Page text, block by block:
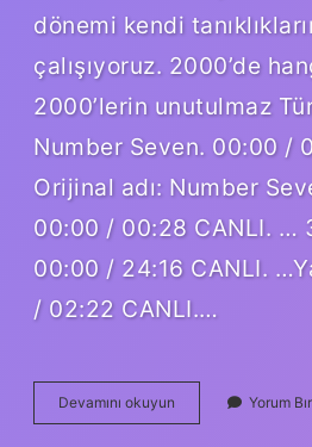
dönemi kendi
çalışıyoruz. 2000’de
2000’lerin unutulmaz
Number Seven. 00:00 /
Orijinal adı: Number
00:00 / 00:28 CANLI. …
00:00 / 24:16 CANLI.
/ 02:22 CANLI.…
Devamını okuyun
Ne
Yorum